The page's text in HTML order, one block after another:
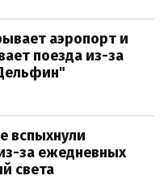
аэропорт и
поезда из-за
вспыхнули
за ежедневных
света